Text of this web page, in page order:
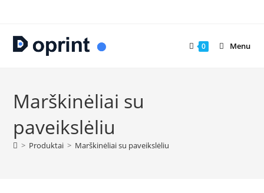
content
0 Menu
Marškinėliai su
paveikslėliu
> Produktai > Marškinėliai su paveikslėliu